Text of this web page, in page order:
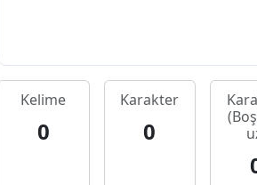
Kelime
0
Karakter
0